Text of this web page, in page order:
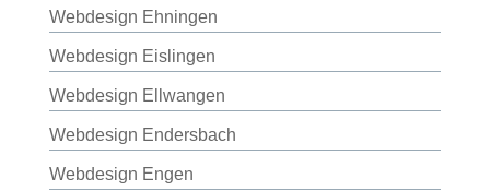
Webdesign Ehningen
Webdesign Eislingen
Webdesign Ellwangen
Webdesign Endersbach
Webdesign Engen